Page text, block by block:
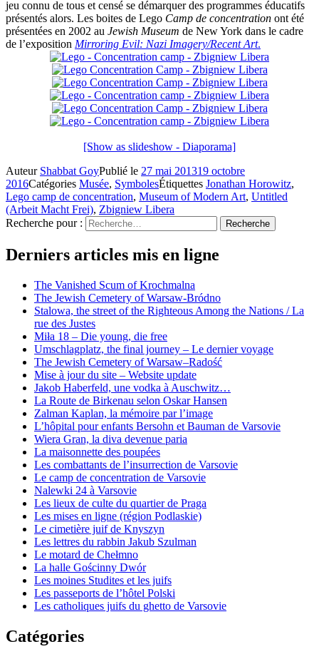
jeu connu de tous et censé se démarquer des programmes éducatifs
présentés alors. Les boites de Lego Camp de concentration ont été
présentées en 2002 au Jewish Museum de New York dans le cadre
de l’exposition Mirroring Evil: Nazi Imagery/Recent Art.
[Show as slideshow - Diaporama]
Auteur Shabbat GoyPublié le 27 mai 201319 octobre
2016Catégories Musée, SymbolesÉtiquettes Jonathan Horowitz,
Lego camp de concentration, Museum of Modern Art, Untitled
(Arbeit Macht Frei), Zbigniew Libera
Recherche pour :
Recherche
Derniers articles mis en ligne
The Vanished Scum of Krochmalna
The Jewish Cemetery of Warsaw-Bródno
Stalowa, the street of the Righteous Among the Nations / La
rue des Justes
Miła 18 – Die young, die free
Umschlagplatz, the final journey – Le dernier voyage
The Jewish Cemetery of Warsaw–Radość
Mise à jour du site – Website update
Jakob Haberfeld, une vodka à Auschwitz…
La Route de Birkenau selon Oskar Hansen
Zalman Kaplan, la mémoire par l’image
L’hôpital pour enfants Bersohn et Bauman de Varsovie
Wiera Gran, la diva devenue paria
La maisonnette des poupées
Les combattants de l’insurrection de Varsovie
Le camp de concentration de Varsovie
Nalewki 24 à Varsovie
Les lieux de culte du quartier de Praga
Les mises en ligne (région Podlaskie)
Le cimetière juif de Knyszyn
Les lettres du rabbin Jakub Szulman
Le motard de Chełmno
La halle Gościnny Dwór
Les moines Studites et les juifs
Les passeports de l’hôtel Polski
Les catholiques juifs du ghetto de Varsovie
Catégories